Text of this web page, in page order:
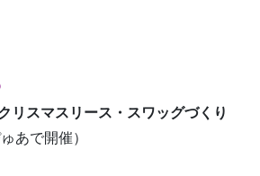
スマスリース・スワッグづくり
あで開催）